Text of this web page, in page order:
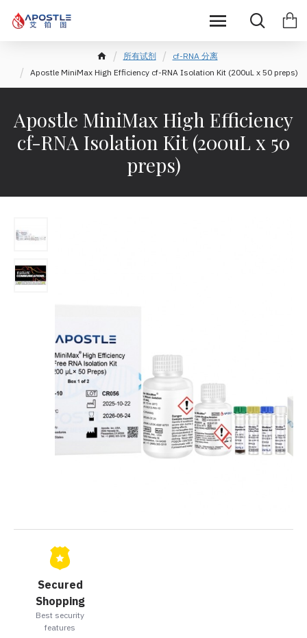
所有试剂
cf-RNA 分离
Apostle MiniMax High Efficiency cf-RNA Isolation Kit (200uL x 50 preps)
Apostle MiniMax High Efficiency
cf-RNA Isolation Kit (200uL x 50
preps)
Secured
Shopping
Best security
features